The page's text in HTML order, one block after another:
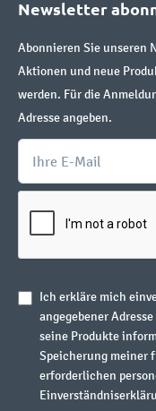
Newsletter
Abonnieren Sie unseren
Aktionen und neue
werden. Für die
Adresse angeben.
Ich erkläre mich
angegebener
seine Produkte
Speicherung meiner
erforderlichen